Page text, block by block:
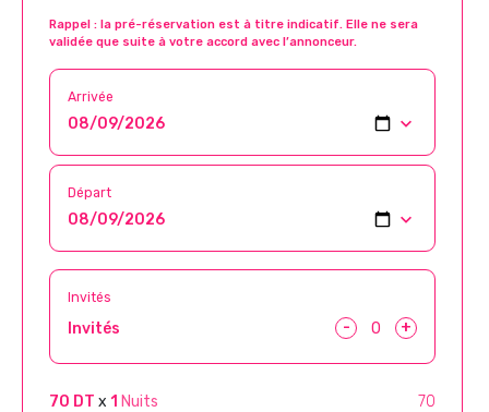
Rappel : la pré-réservation est à titre indicatif. Elle ne sera
validée que suite à votre accord avec l’annonceur.
Arrivée
Départ
Invités
Invités - +
70 DT x 1 Nuits 70